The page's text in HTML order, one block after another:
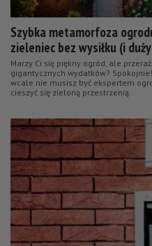
Szybka metamorfoza
zieleniec bez wysiłku (i
Marzy Ci się piękny ogród, ale
gigantycznych wydatków?
wcale nie musisz być ekspertem
cieszyć się zieloną przestrzenią.